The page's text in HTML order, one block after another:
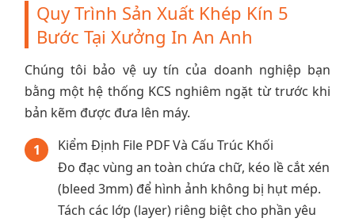
Quy Trình Sản Xuất Khép Kín 5
Bước Tại Xưởng In An Anh
Chúng tôi bảo vệ uy tín của doanh nghiệp bạn
bằng một hệ thống KCS nghiêm ngặt từ trước khi
bản kẽm được đưa lên máy.
1
Kiểm Định File PDF Và Cấu Trúc Khối
Đo đạc vùng an toàn chứa chữ, kéo lề cắt xén
(bleed 3mm) để hình ảnh không bị hụt mép.
Tách các lớp (layer) riêng biệt cho phần yêu